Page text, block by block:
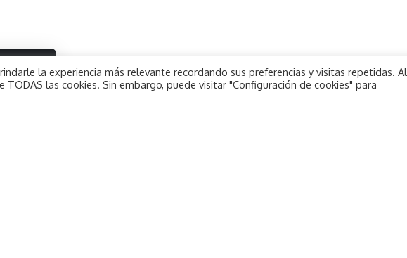
Aceptar la experiencia más relevante recordando sus preferencias y visitas repetidas. Al
las cookies. Sin embargo, puede visitar "Configuración de cookies" para